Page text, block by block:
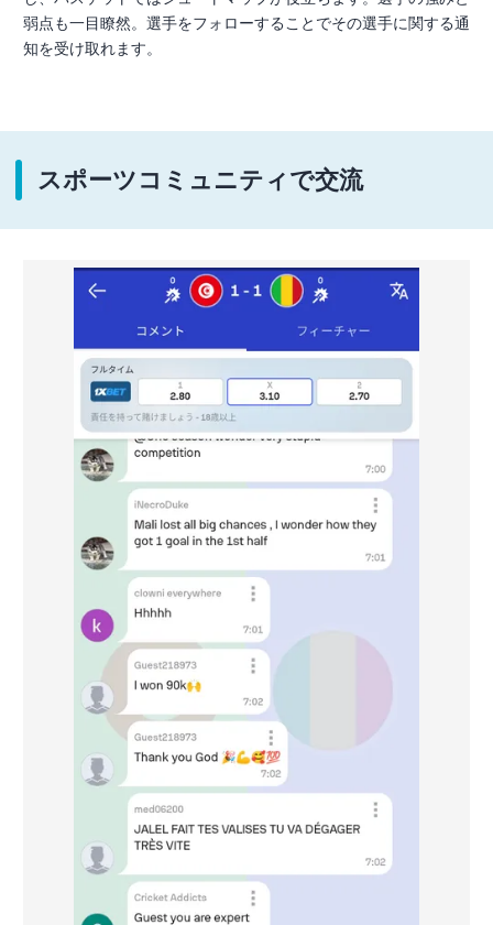
弱点も一目瞭然。選手をフォローすることでその選手に関する通
知を受け取れます。
スポーツコミュニティで交流